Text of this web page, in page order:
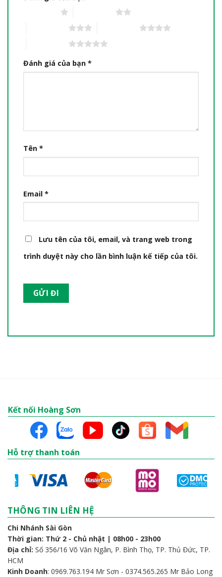
Đánh giá của bạn *
Tên *
Email *
Lưu tên của tôi, email, và trang web trong
trình duyệt này cho lần bình luận kế tiếp của tôi.
Kết nối Hoàng Sơn
Hỗ trợ thanh toán
THÔNG TIN LIÊN HỆ
Chi Nhánh Sài Gòn
Thời gian: Thứ 2 - Chủ nhật | 08h00 - 23h00
Địa chỉ: Số 356/16 Võ Văn Ngân, P. Bình Thọ, TP. Thủ Đức, TP.
HCM
Kinh Doanh: 0969.763.194 Mr Sơn - 0374.565.265 Mr Bảo Long